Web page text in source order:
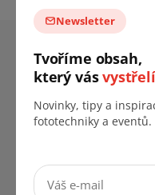
Informace pro vás
Prodejny
Doprava & platba
Vrácení zboží &
Novinky, tipy a
fototechniky a eventů.